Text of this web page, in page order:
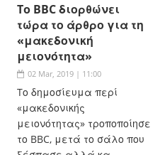
To BBC διορθώνει
τώρα το άρθρο για τη
«μακεδονική
μειονότητα»
02 Mar, 2019 | 11:00
Tο δημοσίευμα περί
«μακεδονικής
μειονότητας» τροποποίησε
το BBC, μετά το σάλο που